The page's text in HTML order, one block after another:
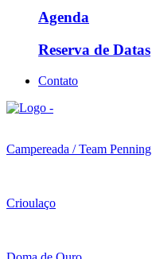
Agenda
Reserva de Datas
Contato
Campereada / Team Penning
Crioulaço